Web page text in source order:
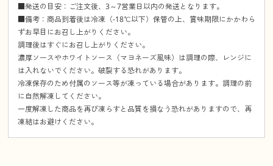
■発送の目安：ご注文後、3～7営業日以内の発送となります。
■備考：商品到着後は冷凍（-18℃以下）保管の上、賞味期限にかかわら
ずお早目にお召し上がりください。
調理後はすぐにお召し上がりください。
濃厚ソースやホワイトソース（マヨネーズ風味）は調理の際、レンジに
は入れないでください。破裂する恐れがあります。
冷凍保存のため付属のソース等が凍っている場合があります。調理の前
に自然解凍してください。
一度解凍した商品を再び凍らすと品質を損なう恐れがありますので、再
凍結はお避けください。